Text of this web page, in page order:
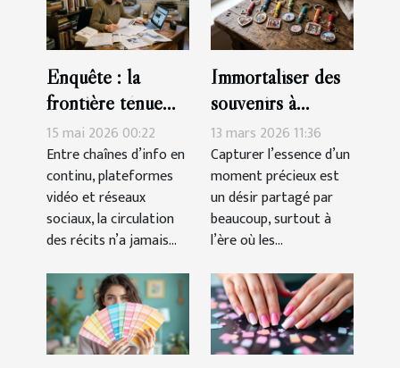
Enquête : la
frontière ténue
entre information,
culture et
manipulation
15 mai 2026 00:22
Entre chaînes d’info en
continu, plateformes
vidéo et réseaux
sociaux, la circulation
des récits n’a jamais...
Immortaliser des
souvenirs à
travers des porte-
clés sur mesure
13 mars 2026 11:36
Capturer l’essence d’un
moment précieux est
un désir partagé par
beaucoup, surtout à
l’ère où les...